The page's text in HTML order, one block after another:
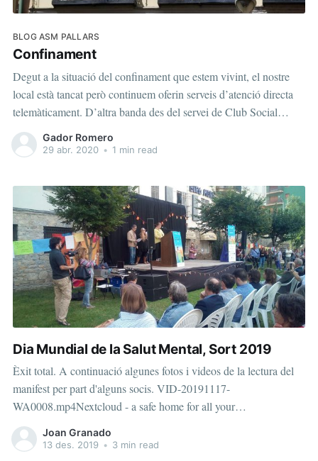
BLOG ASM PALLARS
Confinament
Degut a la situació del confinament que estem vivint, el nostre
local està tancat però continuem oferin serveis d’atenció directa
telemàticament. D’altra banda des del servei de Club Social
oferim tallers setmanals als nostres usuaris. Donada la demanda
de la població per unir-se als nostres tallers us informem
Gador Romero
29 abr. 2020 • 1 min read
Dia Mundial de la Salut Mental, Sort 2019
Èxit total. A continuació algunes fotos i videos de la lectura del
manifest per part d'alguns socis. VID-20191117-
WA0008.mp4Nextcloud - a safe home for all your
dataNextcloudAna San MartinVID-20191117-
WA0009.mp4Nextcloud - a safe home for all your
Joan Granado
13 des. 2019 • 3 min read